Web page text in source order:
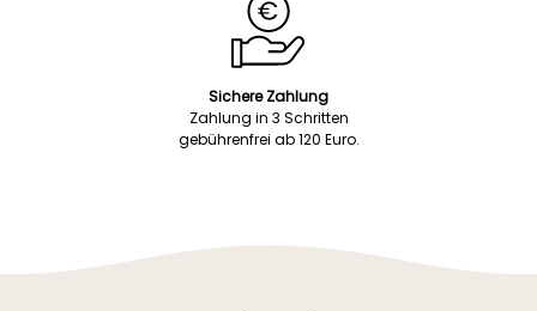
Sichere Zahlung
Zahlung in 3 Schritten
gebührenfrei ab 120 Euro.